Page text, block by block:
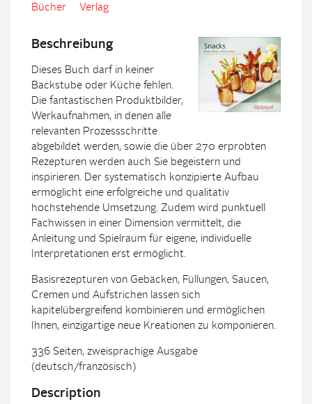
Bücher Verlag
Beschreibung
Dieses Buch darf in keiner
Backstube oder Küche fehlen.
Die fantastischen Produktbilder,
Werkaufnahmen, in denen alle
relevanten Prozessschritte
abgebildet werden, sowie die über 270 erprobten
Rezepturen werden auch Sie begeistern und
inspirieren. Der systematisch konzipierte Aufbau
ermöglicht eine erfolgreiche und qualitativ
hochstehende Umsetzung. Zudem wird punktuell
Fachwissen in einer Dimension vermittelt, die
Anleitung und Spielraum für eigene, individuelle
Interpretationen erst ermöglicht.
Basisrezepturen von Gebäcken, Füllungen, Saucen,
Cremen und Aufstrichen lassen sich
kapitelübergreifend kombinieren und ermöglichen
Ihnen, einzigartige neue Kreationen zu komponieren.
336 Seiten, zweisprachige Ausgabe
(deutsch/französisch)
Description